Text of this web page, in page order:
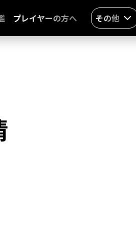
プレイヤーの方へ その他